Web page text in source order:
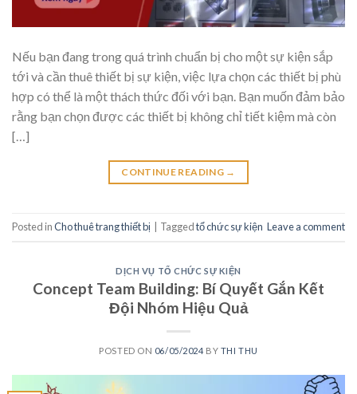
Nếu bạn đang trong quá trình chuẩn bị cho một sự kiện sắp
tới và cần thuê thiết bị sự kiện, việc lựa chọn các thiết bị phù
hợp có thể là một thách thức đối với bạn. Bạn muốn đảm bảo
rằng bạn chọn được các thiết bị không chỉ tiết kiệm mà còn
[…]
CONTINUE READING →
Posted inCho thuê trang thiết bị Taggedtổ chức sự kiện Leave a comment
DỊCH VỤ TỔ CHỨC SỰ KIỆN
Concept Team Building: Bí Quyết Gắn Kết
Đội Nhóm Hiệu Quả
POSTED ON 06/05/2024 BY THI THU